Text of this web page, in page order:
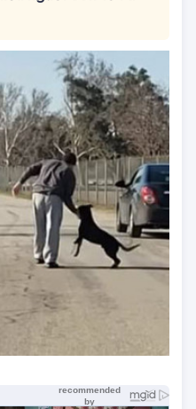
Nhưng ý nghĩa